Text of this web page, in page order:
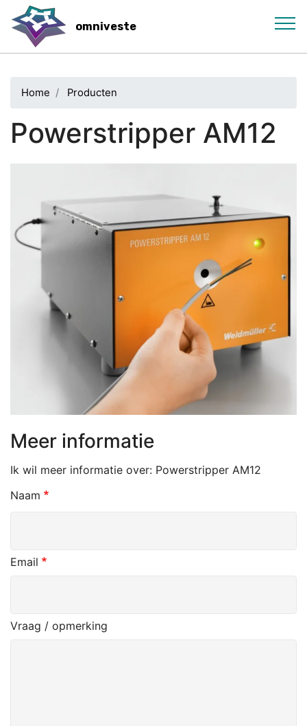
content
omniveste
Home Producten
Powerstripper AM12
Meer informatie
Ik wil meer informatie over: Powerstripper AM12
Naam
Email
Vraag / opmerking